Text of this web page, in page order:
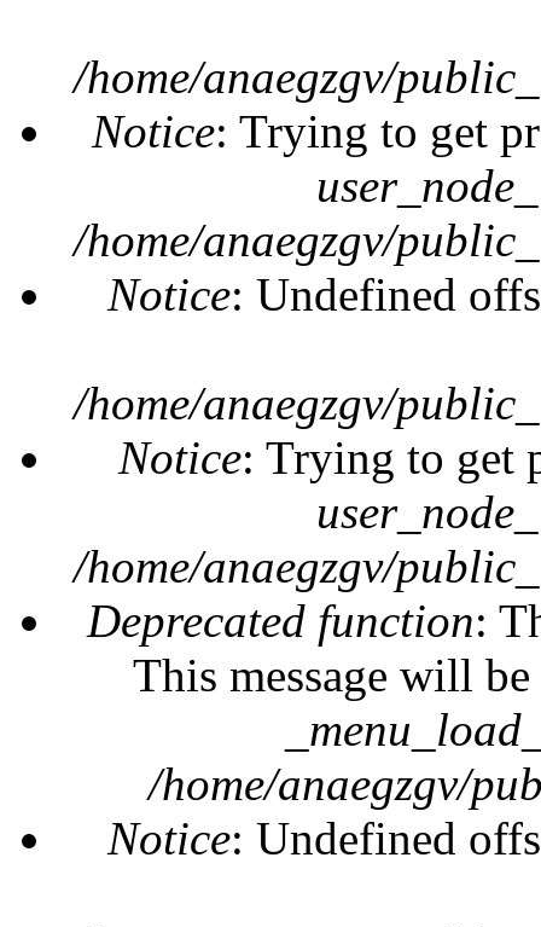
/home/anaegzgv/
Notice: Trying to get
/home/anaegzgv/
Notice: Undefined
/home/anaegzgv/
Notice: Trying to get
/home/anaegzgv/
Deprecated function:
This message will
/home/anaegzgv/
Notice: Undefined